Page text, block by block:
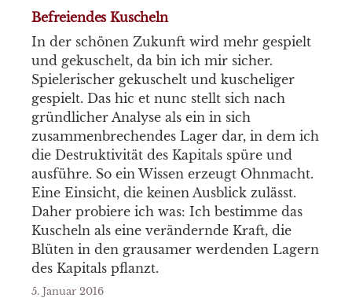
Befreiendes Kuscheln
In der schönen Zukunft wird mehr gespielt
und gekuschelt, da bin ich mir sicher.
Spielerischer gekuschelt und kuscheliger
gespielt. Das hic et nunc stellt sich nach
gründlicher Analyse als ein in sich
zusammenbrechendes Lager dar, in dem ich
die Destruktivität des Kapitals spüre und
ausführe. So ein Wissen erzeugt Ohnmacht.
Eine Einsicht, die keinen Ausblick zulässt.
Daher probiere ich was: Ich bestimme das
Kuscheln als eine verändernde Kraft, die
Blüten in den grausamer werdenden Lagern
des Kapitals pflanzt.
5. Januar 2016